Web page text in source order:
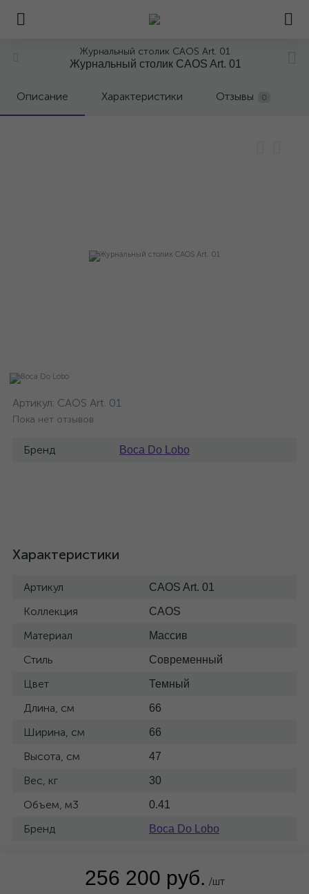
Журнальный столик CAOS Art. 01
Журнальный столик CAOS Art. 01
Описание Характеристики Отзывы 0
Артикул: CAOS Art. 01
Пока нет отзывов
Бренд Boca Do Lobo
Характеристики
Артикул CAOS Art. 01
Коллекция CAOS
Материал Массив
Стиль Современный
Цвет Темный
Длина, см 66
Ширина, см 66
Высота, см 47
Вес, кг 30
Объем, м3 0.41
Бренд Boca Do Lobo
256 200 руб. /шт